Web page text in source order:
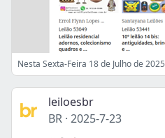
Nesta Sexta-Feira 18 de Julho de 2025
leiloesbr
BR · 2025-7-23